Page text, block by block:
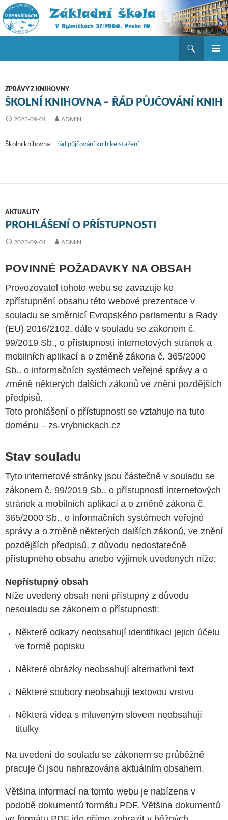
ZPRÁVY Z KNIHOVNY
ŠKOLNÍ KNIHOVNA – ŘÁD PŮJČOVÁNÍ KNIH
2023-09-01 ADMIN
Školní knihovna – řád půjčování knih ke stažení
AKTUALITY
PROHLÁŠENÍ O PŘÍSTUPNOSTI
2023-09-01 ADMIN
POVINNÉ POŽADAVKY NA OBSAH
Provozovatel tohoto webu se zavazuje ke
zpřístupnění obsahu této webové prezentace v
souladu se směrnicí Evropského parlamentu a Rady
(EU) 2016/2102, dále v souladu se zákonem č.
99/2019 Sb., o přístupnosti internetových stránek a
mobilních aplikací a o změně zákona č. 365/2000
Sb., o informačních systémech veřejné správy a o
změně některých dalších zákonů ve znění pozdějších
předpisů.
Toto prohlášení o přístupnosti se vztahuje na tuto
doménu – zs-vrybnickach.cz
Stav souladu
Tyto internetové stránky jsou částečně v souladu se
zákonem č. 99/2019 Sb., o přístupnosti internetových
stránek a mobilních aplikací a o změně zákona č.
365/2000 Sb., o informačních systémech veřejné
správy a o změně některých dalších zákonů, ve znění
pozdějších předpisů, z důvodu nedostatečně
přístupného obsahu anebo výjimek uvedených níže:
Nepřístupný obsah
Níže uvedený obsah není přístupný z důvodu
nesouladu se zákonem o přístupnosti:
Některé odkazy neobsahují identifikaci jejich účelu
ve formě popisku
Některé obrázky neobsahují alternativní text
Některé soubory neobsahují textovou vrstvu
Některá videa s mluveným slovem neobsahují
titulky
Na uvedení do souladu se zákonem se průběžně
pracuje či jsou nahrazována aktuálním obsahem.
Většina informací na tomto webu je nabízena v
podobě dokumentů formátu PDF. Většina dokumentů